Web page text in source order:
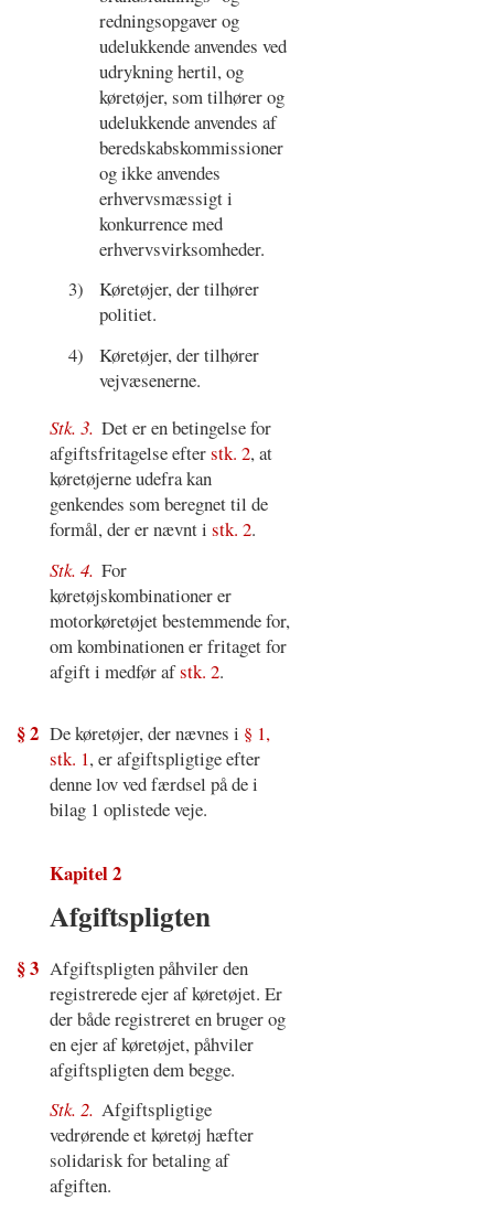
redningsopgaver og
udelukkende anvendes ved
udrykning hertil, og
køretøjer, som tilhører og
udelukkende anvendes af
beredskabskommissioner
og ikke anvendes
erhvervsmæssigt i
konkurrence med
erhvervsvirksomheder.
3)
Køretøjer, der tilhører
politiet.
4)
Køretøjer, der tilhører
vejvæsenerne.
Stk. 3. Det er en betingelse for
afgiftsfritagelse efterstk. 2, at
køretøjerne udefra kan
genkendes som beregnet til de
formål, der er nævnt i stk. 2.
Stk. 4. For
køretøjskombinationer er
motorkøretøjet bestemmende for,
om kombinationen er fritaget for
afgift i medfør afstk. 2.
§ 2 De køretøjer, der nævnes i § 1,
stk. 1, er afgiftspligtige efter
denne lov ved færdsel på de i
bilag 1 oplistede veje.
Kapitel 2
Afgiftspligten
§ 3 Afgiftspligten påhviler den
registrerede ejer af køretøjet. Er
der både registreret en bruger og
en ejer af køretøjet, påhviler
afgiftspligten dem begge.
Stk. 2. Afgiftspligtige
vedrørende et køretøj hæfter
solidarisk for betaling af
afgiften.